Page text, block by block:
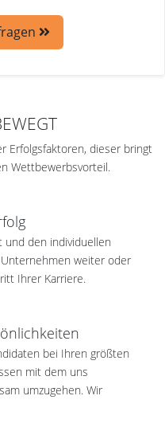
Erfolgsfaktoren, dieser bringt
Wettbewerbsvorteil.
den individuellen
weiter oder
Ihrer Karriere.
bei Ihren größten
mit dem uns
umzugehen. Wir